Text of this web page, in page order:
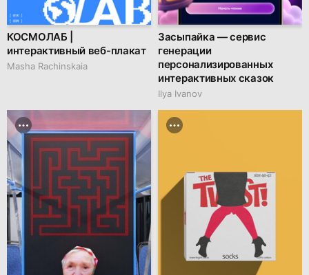
КОСМОЛАБ |
интерактивный веб-плакат
Masha Rachinskaia
Засыпайка — сервис
генерации
персонализированных
интерактивных сказок
Ilya Ivanov